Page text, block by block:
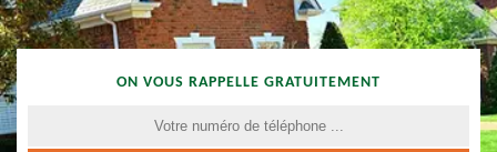
ON VOUS RAPPELLE GRATUITEMENT